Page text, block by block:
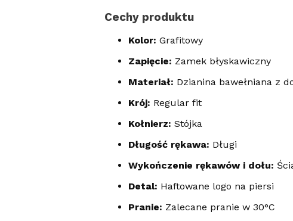
Cechy produktu
Kolor: Grafitowy
Zapięcie: Zamek błyskawiczny
Materiał: Dzianina bawełniana z
Krój: Regular fit
Kołnierz: Stójka
Długość rękawa: Długi
Wykończenie rękawów i dołu:
Detal: Haftowane logo na piersi
Pranie: Zalecane pranie w 30°C